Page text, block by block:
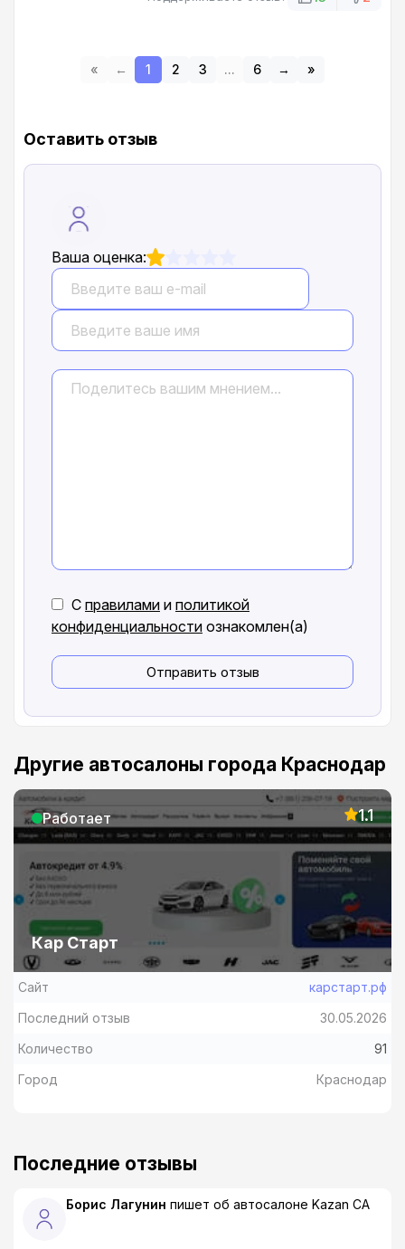
« ← 1 2 3 ... 6 → »
Оставить отзыв
Ваша оценка:
С правилами и политикой
конфиденциальности ознакомлен(а)
Отправить отзыв
Другие автосалоны города Краснодар
Работает 1.1
Кар Старт
Сайт
карстарт.рф
Последний отзыв
30.05.2026
Количество
91
Город
Краснодар
Последние отзывы
Борис Лагунин пишет об автосалоне Kazan CA